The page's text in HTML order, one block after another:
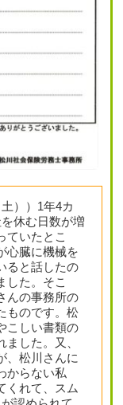
））1年4カ
休む日数が増
ていたとこ
心臓に機械を
ると話したの
した。そこ
んの事務所の
ものです。松
こしい書類の
した。又、
、松川さんに
からない私
くれて、スム